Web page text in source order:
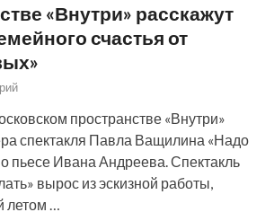
«Внутри» расскажут
счастья от
пространстве «Внутри»
спектакля Павла Ващилина «Надо
пьесе Ивана Андреева. Спектакль
вырос из эскизной работы,
…